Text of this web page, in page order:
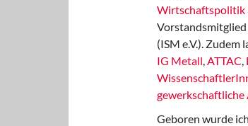
Wirtschaftspolitik
Vorstandsmitglied
(ISM e.V.).
IG Metall,ATTAC,
gewerkschaftliche
Geboren wurde